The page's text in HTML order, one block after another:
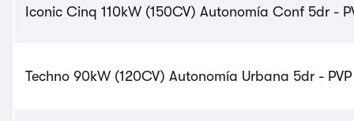
Iconic Cinq 110kW (150CV) Autonomía Conf 5dr -
Techno 90kW (120CV) Autonomía Urbana 5dr -